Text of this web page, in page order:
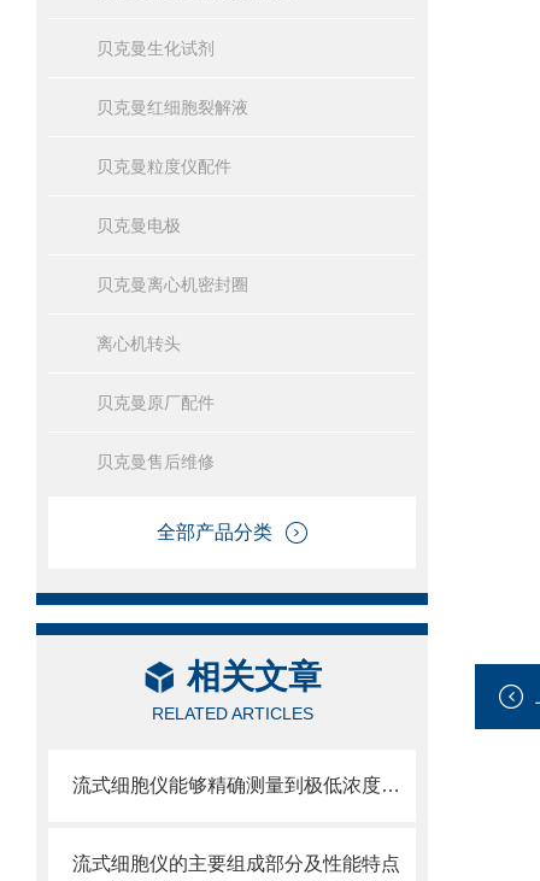
贝克曼生化试剂
贝克曼红细胞裂解液
贝克曼粒度仪配件
贝克曼电极
贝克曼离心机密封圈
离心机转头
贝克曼原厂配件
贝克曼售后维修
全部产品分类
相关文章
RELATED ARTICLES
流式细胞仪能够精确测量到极低浓度的标记物
流式细胞仪的主要组成部分及性能特点